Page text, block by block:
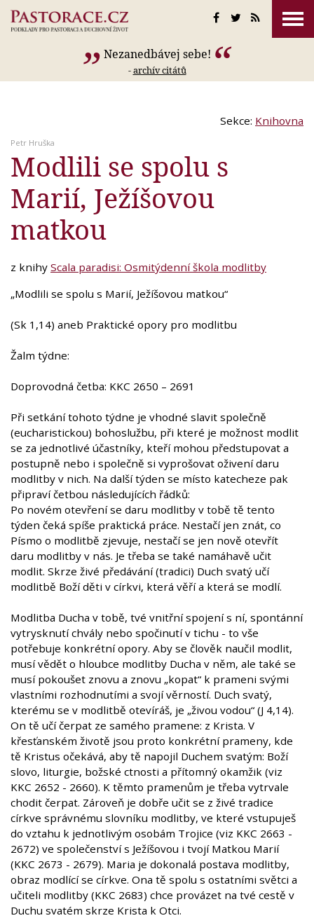
Nezanedbávej sebe!
-archív citátů
Sekce: Knihovna
Petr Hruška
Modlili se spolu s
Marií, Ježíšovou
matkou
z knihy Scala paradisi: Osmitýdenní škola modlitby
„Modlili se spolu s Marií, Ježíšovou matkou“
(Sk 1,14) aneb Praktické opory pro modlitbu
Žalm týdne:
Doprovodná četba: KKC 2650 – 2691
Při setkání tohoto týdne je vhodné slavit společně
(eucharistickou) bohoslužbu, při které je možnost modlit
se za jednotlivé účastníky, kteří mohou předstupovat a
postupně nebo i společně si vyprošovat oživení daru
modlitby v nich. Na další týden se místo katecheze pak
připraví četbou následujících řádků:
Po novém otevření se daru modlitby v tobě tě tento
týden čeká spíše praktická práce. Nestačí jen znát, co
Písmo o modlitbě zjevuje, nestačí se jen nově otevřít
daru modlitby v nás. Je třeba se také namáhavě učit
modlit. Skrze živé předávání (tradici) Duch svatý učí
modlitbě Boží děti v církvi, která věří a která se modlí.
Modlitba Ducha v tobě, tvé vnitřní spojení s ní, spontánní
vytrysknutí chvály nebo spočinutí v tichu - to vše
potřebuje konkrétní opory. Aby se člověk naučil modlit,
musí vědět o hloubce modlitby Ducha v něm, ale také se
musí pokoušet znovu a znovu „kopat“ k prameni svými
vlastními rozhodnutími a svojí věrností. Duch svatý,
kterému se v modlitbě otevíráš, je „živou vodou“ (J 4,14).
On tě učí čerpat ze samého pramene: z Krista. V
křesťanském životě jsou proto konkrétní prameny, kde
tě Kristus očekává, aby tě napojil Duchem svatým: Boží
slovo, liturgie, božské ctnosti a přítomný okamžik (viz
KKC 2652 - 2660). K těmto pramenům je třeba vytrvale
chodit čerpat. Zároveň je dobře učit se z živé tradice
církve správnému slovníku modlitby, ve které vstupuješ
do vztahu k jednotlivým osobám Trojice (viz KKC 2663 -
2672) ve společenství s Ježíšovou i tvojí Matkou Marií
(KKC 2673 - 2679). Maria je dokonalá postava modlitby,
obraz modlící se církve. Ona tě spolu s ostatními světci a
učiteli modlitby (KKC 2683) chce provázet na tvé cestě v
Duchu svatém skrze Krista k Otci.